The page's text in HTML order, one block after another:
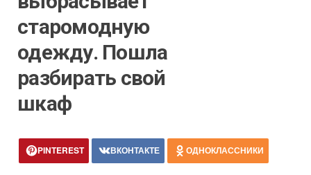
старомодную
одежду. Пошла
разбирать свой
шкаф
PINTEREST ВКОНТАКТЕ ОДНОКЛАССНИКИ